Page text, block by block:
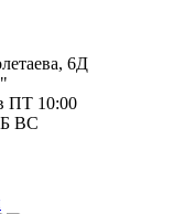
6Д
ПТ 10:00
ВС